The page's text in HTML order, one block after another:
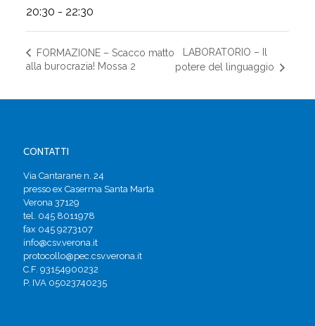
20:30 - 22:30
FORMAZIONE – Scacco matto
alla burocrazia! Mossa 2
LABORATORIO – Il
potere del linguaggio
CONTATTI
Via Cantarane n. 24
presso ex Caserma Santa Marta
Verona 37129
tel. 045 8011978
fax 045 9273107
info@csv.verona.it
protocollo@pec.csv.verona.it
C.F. 93154900232
P. IVA 05023740235